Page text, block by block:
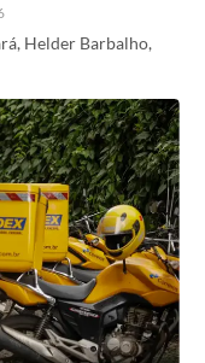
Helder Barbalho,